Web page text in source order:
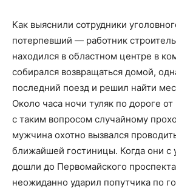
Как выяснили сотрудники
потерпевший — работник
находился в областном центре в
собирался возвращаться домой,
последний поезд и решил найти
Около часа ночи туляк по дороге от
с таким вопросом случайному
мужчина охотно вызвался
ближайшей гостиницы. Когда они с
дошли до Первомайского
неожиданно ударил попутчика по